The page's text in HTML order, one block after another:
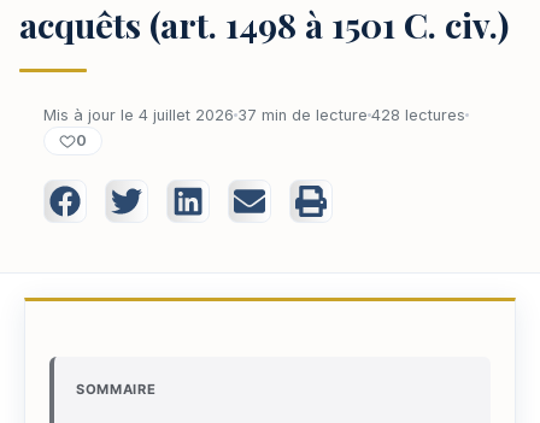
acquêts (art. 1498 à 1501 C. civ.)
Mis à jour le 4 juillet 2026 37 min de lecture 428 lectures
0
SOMMAIRE